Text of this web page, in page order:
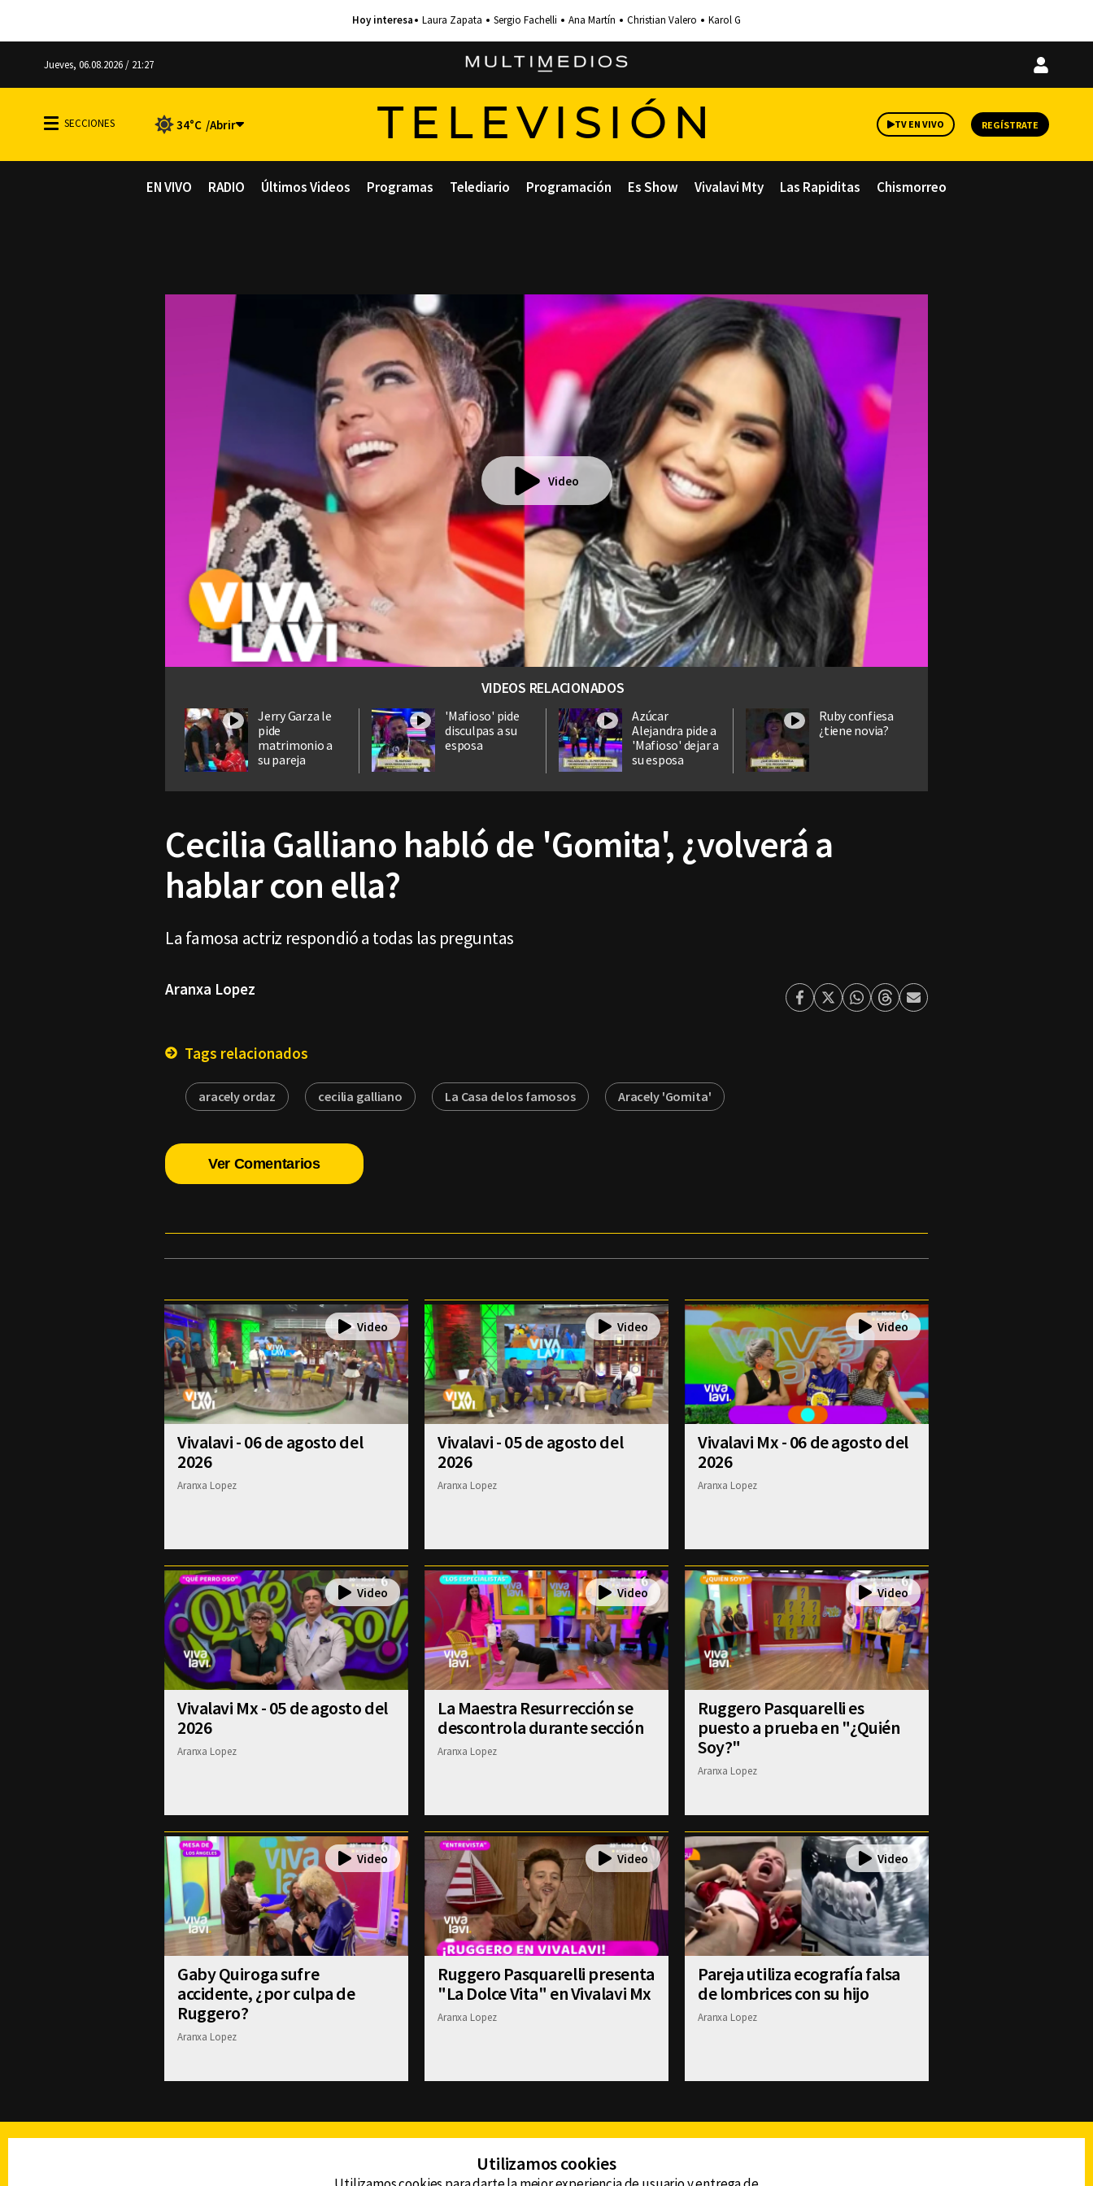
Laura Zapata Sergio Fachelli Ana Martín Christian Valero Karol G
Jueves, 06.08.2026 / 21:27
Iniciar
34°C TELEVISIÓN TV EN VIVO REGÍSTRATE
EN VIVO RADIO Últimos Videos Programas Telediario Programación Es Show Vivalavi Mty Las Rapiditas Chismorreo
Video
VIDEOS RELACIONADOS
Jerry Garza le
pide
matrimonio a
su pareja
'Mafioso' pide
disculpas a su
esposa
Azúcar
Alejandra pide a
'Mafioso' dejar a
su esposa
Ruby confiesa
¿tiene novia?
Cecilia Galliano habló de 'Gomita', ¿volverá a
hablar con ella?
La famosa actriz respondió a todas las preguntas
Aranxa Lopez
Facebook
TwitterWhatsapp
ThreadsEnviar
Tags relacionados
aracely ordaz cecilia galliano La Casa de los famosos Aracely 'Gomita'
Ver Comentarios
Vivalavi - 06 de agosto del
2026
Aranxa Lopez
Vivalavi - 05 de agosto del
2026
Aranxa Lopez
Vivalavi Mx - 06 de agosto del
2026
Aranxa Lopez
Vivalavi Mx - 05 de agosto del
2026
Aranxa Lopez
La Maestra Resurrección se
descontrola durante sección
Aranxa Lopez
Ruggero Pasquarelli es
puesto a prueba en "¿Quién
Soy?"
Aranxa Lopez
Gaby Quiroga sufre
accidente, ¿por culpa de
Ruggero?
Aranxa Lopez
Ruggero Pasquarelli presenta
"La Dolce Vita" en Vivalavi Mx
Aranxa Lopez
Pareja utiliza ecografía falsa
de lombrices con su hijo
Aranxa Lopez
Utilizamos cookies